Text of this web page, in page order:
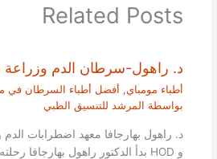
Related Posts
د. راهول-سرطان الدم وزراعة
أطباء مومباي, أفضل أطباء السرطان في
بواسطة المرشد للتنسيق الطبي
د. راهول بهارجافا معهد اضطرابات الدم
و HOD بدأ الدكتور راهول بهارجافا رحلته في زراعة الخلايا […]